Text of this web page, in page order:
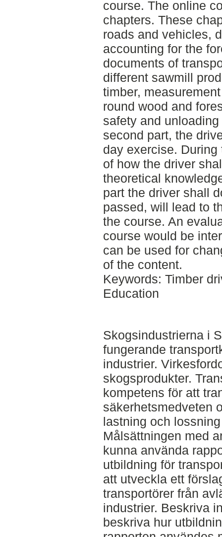
course. The online
chapters. These
roads and vehicles,
accounting for the
documents of
different sawmill
timber,
round wood and
safety and
second part, the
day exercise.
of how the driver
theoretical
part the driver shall
passed, will lead to
the course. An
course would be
can be used for
of the content.
Keywords: Timber
Education
Skogsindustrierna i
fungerande
industrier.
skogsprodukter.
kompetens för att
säkerhetsmedveten
lastning och
Målsättningen med
kunna använda
utbildning för
att utveckla ett
transportörer från
industrier. Beskriva
beskriva hur